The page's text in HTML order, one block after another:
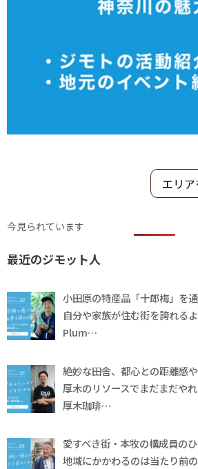
今見られています
最近のジモット人
小田原の特産品「十郎梅」を
自分や家族が住む街を誇れるよ
Plum…
絶妙な田舎、都心との距離感
厚木のリソースでまだまだやれ
厚木珈琲…
愛すべき街・本牧の構成員の
地域にかかわるのは当たり前